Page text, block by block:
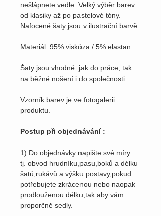
nešlápnete vedle. Velký výběr barev
od klasiky až po pastelové tóny.
Nafocené šaty jsou v ilustrační barvě.
Materiál: 95% viskóza / 5% elastan
Šaty jsou vhodné jak do práce, tak
na běžné nošení i do společnosti.
Vzorník barev je ve fotogalerii
produktu.
Postup při objednávání :
1) Do objednávky napište své míry
tj. obvod hrudníku,pasu,boků a délku
šatů,rukávů a výšku postavy,pokud
potřebujete zkrácenou nebo naopak
prodlouženou délku,tak aby vám
proporčně sedly.